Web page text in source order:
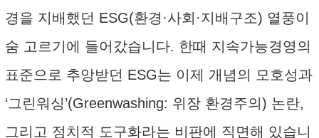
경을 지배했던 ESG(환경·사회·지배구조) 열풍이
숨 고르기에 들어갔습니다. 한때 지속가능경영의
표준으로 추앙받던 ESG는 이제 개념의 모호성과
‘그린워싱’(Greenwashing: 위장 환경주의) 논란,
그리고 정치적 도구화라는 비판에 직면해 있습니